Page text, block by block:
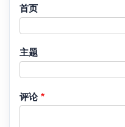
首页
主题
评论